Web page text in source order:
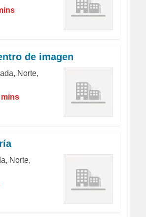
de imagen
Norte,
mins
Norte,